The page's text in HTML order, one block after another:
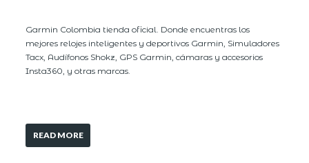
Garmin Colombia tienda oficial. Donde encuentras los
mejores relojes inteligentes y deportivos Garmin, Simuladores
Tacx, Audífonos Shokz, GPS Garmin, cámaras y accesorios
Insta360, y otras marcas.
READ MORE